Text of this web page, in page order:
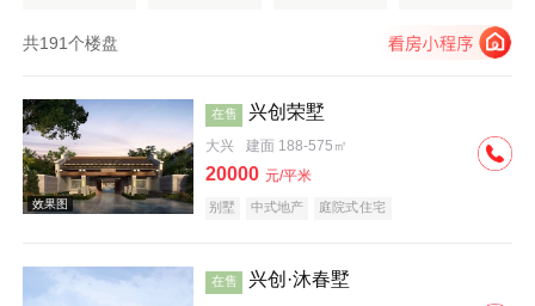
共191个楼盘
效果图
在售 兴创荣墅
大兴 建面 188-575㎡
20000 元/平米
别墅 中式地产 庭院式住宅
在售 兴创·沐春墅